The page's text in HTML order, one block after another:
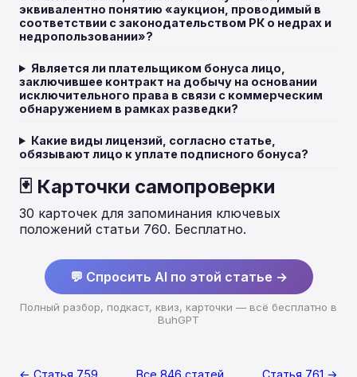
эквивалентно понятию «аукцион, проводимый в
соответствии с законодательством РК о недрах и
недропользовании»?
Является ли плательщиком бонуса лицо,
заключившее контракт на добычу на основании
исключительного права в связи с коммерческим
обнаружением в рамках разведки?
Какие виды лицензий, согласно статье,
обязывают лицо к уплате подписного бонуса?
🃏 Карточки самопроверки
30 карточек для запоминания ключевых
положений статьи 760. Бесплатно.
💬 Спросить AI по этой статье →
Полный разбор, подкаст, квиз, карточки — всё бесплатно в
BuhGPT
← Статья 759 Все 846 статей Статья 761 →